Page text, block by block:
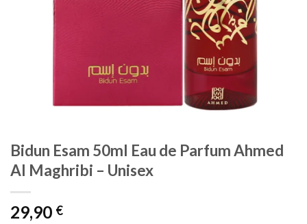
Bidun Esam 50ml Eau de Parfum Ahmed
Al Maghribi – Unisex
29,90 €